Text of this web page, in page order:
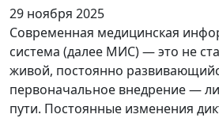
29 ноября 2025
Современная медицинская
система (далее МИС) — это не
живой, постоянно
первоначальное внедрение —
пути. Постоянные изменения